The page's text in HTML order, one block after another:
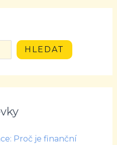
HLEDAT
Proč je finanční